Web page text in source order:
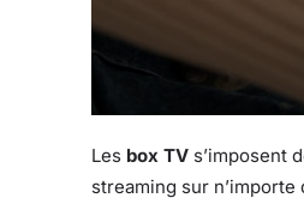
Les box TV s’imposent
streaming sur